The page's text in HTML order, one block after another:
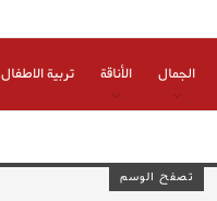
الجمال الأناقة تربية الاطفال
تصفح الوسم